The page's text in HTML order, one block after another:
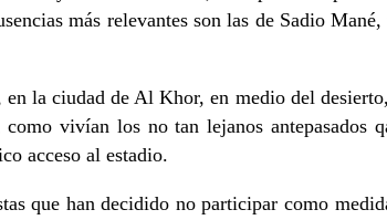
más relevantes son las de Sadio
la ciudad de Al Khor, en medio del
vivían los no tan lejanos
acceso al estadio.
que han decidido no participar como